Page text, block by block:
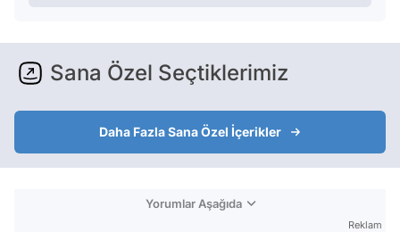
Sana Özel Seçtiklerimiz
Daha Fazla Sana Özel İçerikler
Yorumlar Aşağıda
Reklam